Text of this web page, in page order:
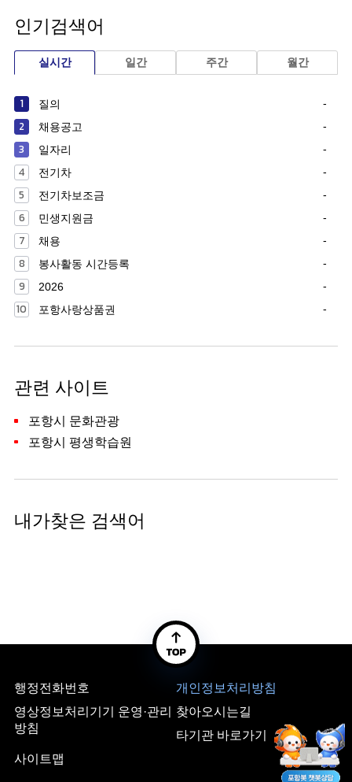
인기검색어
실시간
1 질의 -
2 채용공고 -
3 일자리 -
4 전기차 -
5 전기차보조금 -
6 민생지원금 -
7 채용 -
8 봉사활동 시간등록 -
9 2026 -
10 포항사랑상품권 -
일간 주간 월간
관련 사이트
포항시 문화관광
포항시 평생학습원
내가찾은 검색어
행정전화번호
개인정보처리방침
영상정보처리기기 운영·관리
방침
찾아오시는길
타기관 바로가기
사이트맵